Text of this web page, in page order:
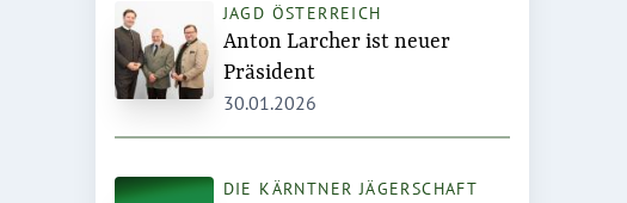
JAGD ÖSTERREICH
Anton Larcher ist neuer
Präsident
30.01.2026
DIE KÄRNTNER JÄGERSCHAFT